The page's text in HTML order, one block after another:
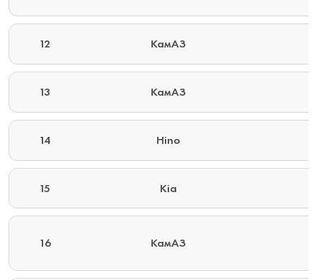
12 КамАЗ
13 КамАЗ
14 Hino
15 Kia
16 КамАЗ